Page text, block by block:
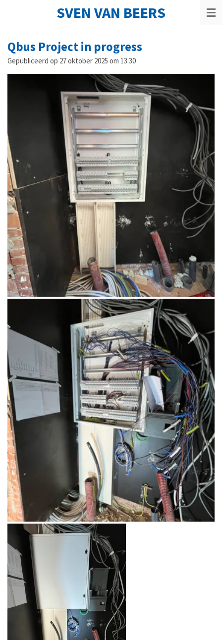
de
hoofdinhoud
SVEN VAN BEERS
Qbus Project in progress
Gepubliceerd op 27 oktober 2025 om 13:30